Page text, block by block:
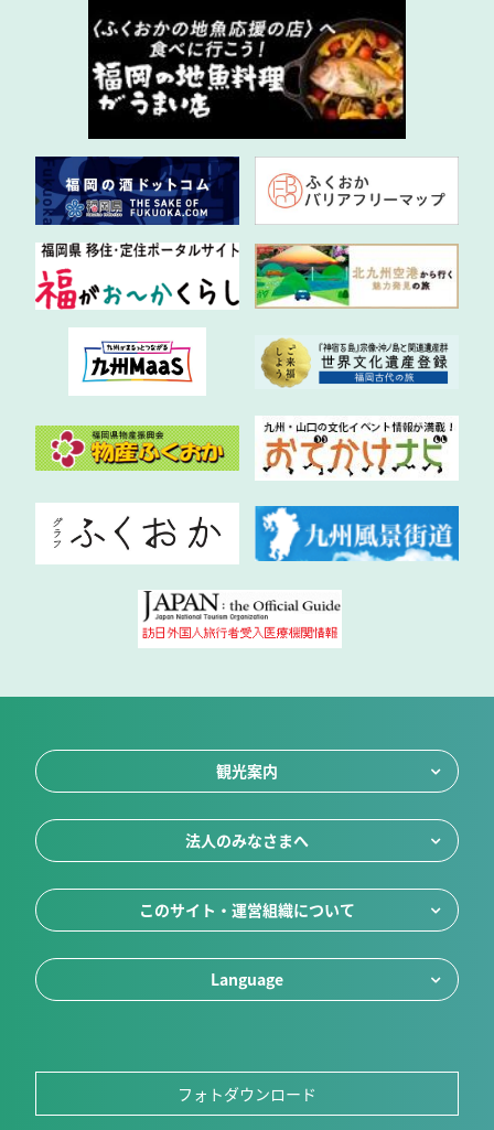
観光案内
法人のみなさまへ
このサイト・運営組織について
Language
フォトダウンロード